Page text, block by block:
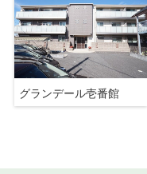
グランデール壱番館